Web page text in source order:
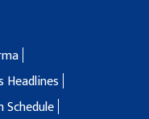
Headlines